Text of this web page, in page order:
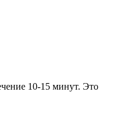
10-15 минут. Это